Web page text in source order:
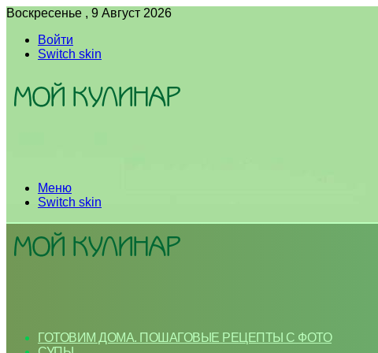
Воскресенье , 9 Август 2026
Войти
Switch skin
Меню
Switch skin
ГОТОВИМ ДОМА. ПОШАГОВЫЕ РЕЦЕПТЫ С ФОТО